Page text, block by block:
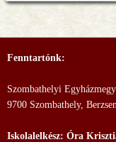
Fenntartónk:
Szombathelyi
9700 Szombathely,
Iskolalelkész: Óra